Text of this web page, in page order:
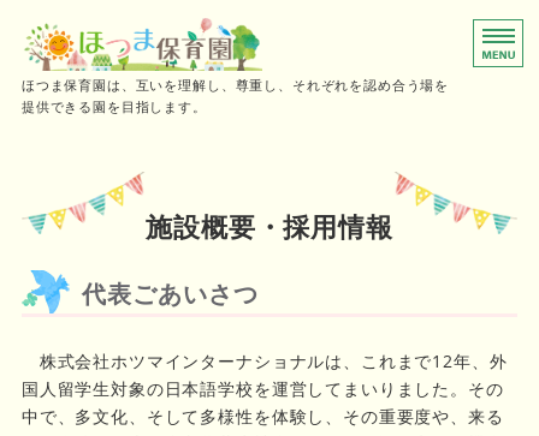
0～2歳児向けの小規模保育園
ほつま保育園は、互いを理解し、尊重し、それぞれを認め合う場を
提供できる園を目指します。
保育時間
ご利用の流れ
施設概要・採用情報
お問い合わせ
施設概要・採用情報
代表ごあいさつ
株式会社ホツマインターナショナルは、これまで12年、外
国人留学生対象の日本語学校を運営してまいりました。その
中で、多文化、そして多様性を体験し、その重要度や、来る